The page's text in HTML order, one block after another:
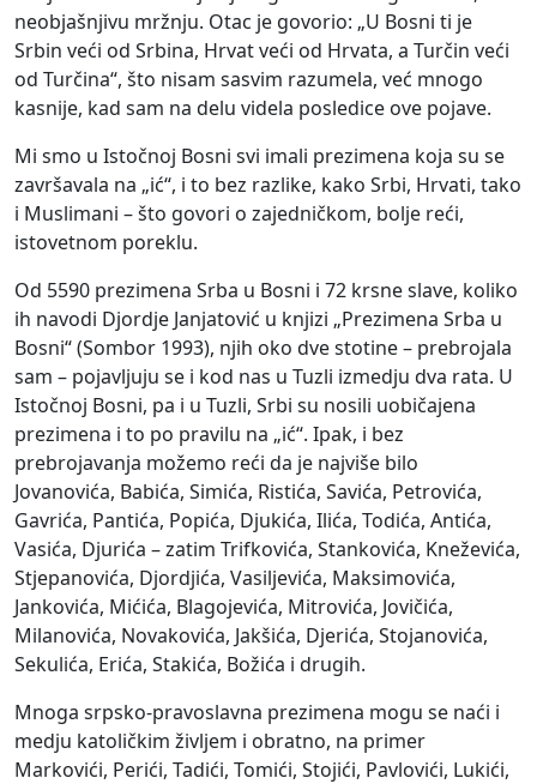
neobjašnjivu mržnju. Otac je govorio: „U Bosni ti je
Srbin veći od Srbina, Hrvat veći od Hrvata, a Turčin veći
od Turčina“, što nisam sasvim razumela, već mnogo
kasnije, kad sam na delu videla posledice ove pojave.
Mi smo u Istočnoj Bosni svi imali prezimena koja su se
završavala na „ić“, i to bez razlike, kako Srbi, Hrvati, tako
i Muslimani – što govori o zajedničkom, bolje reći,
istovetnom poreklu.
Od 5590 prezimena Srba u Bosni i 72 krsne slave, koliko
ih navodi Djordje Janjatović u knjizi „Prezimena Srba u
Bosni“ (Sombor 1993), njih oko dve stotine – prebrojala
sam – pojavljuju se i kod nas u Tuzli izmedju dva rata. U
Istočnoj Bosni, pa i u Tuzli, Srbi su nosili uobičajena
prezimena i to po pravilu na „ić“. Ipak, i bez
prebrojavanja možemo reći da je najviše bilo
Jovanovića, Babića, Simića, Ristića, Savića, Petrovića,
Gavrića, Pantića, Popića, Djukića, Ilića, Todića, Antića,
Vasića, Djurića – zatim Trifkovića, Stankovića, Kneževića,
Stjepanovića, Djordjića, Vasiljevića, Maksimovića,
Jankovića, Mićića, Blagojevića, Mitrovića, Jovičića,
Milanovića, Novakovića, Jakšića, Djerića, Stojanovića,
Sekulića, Erića, Stakića, Božića i drugih.
Mnoga srpsko-pravoslavna prezimena mogu se naći i
medju katoličkim življem i obratno, na primer
Markovići, Perići, Tadići, Tomići, Stojići, Pavlovići, Lukići,